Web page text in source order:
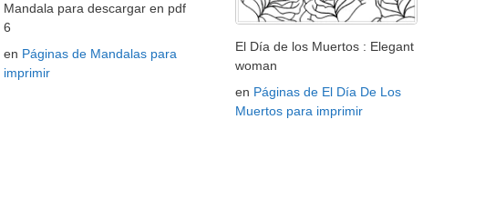
Mandala para descargar en pdf
6
en Páginas de Mandalas para
imprimir
El Día de los Muertos : Elegant
woman
en Páginas de El Día De Los
Muertos para imprimir